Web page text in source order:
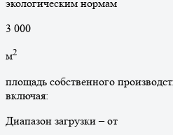
экологическим нормам
3 000
м2
площадь собственного
включая:
Диапазон загрузки – от